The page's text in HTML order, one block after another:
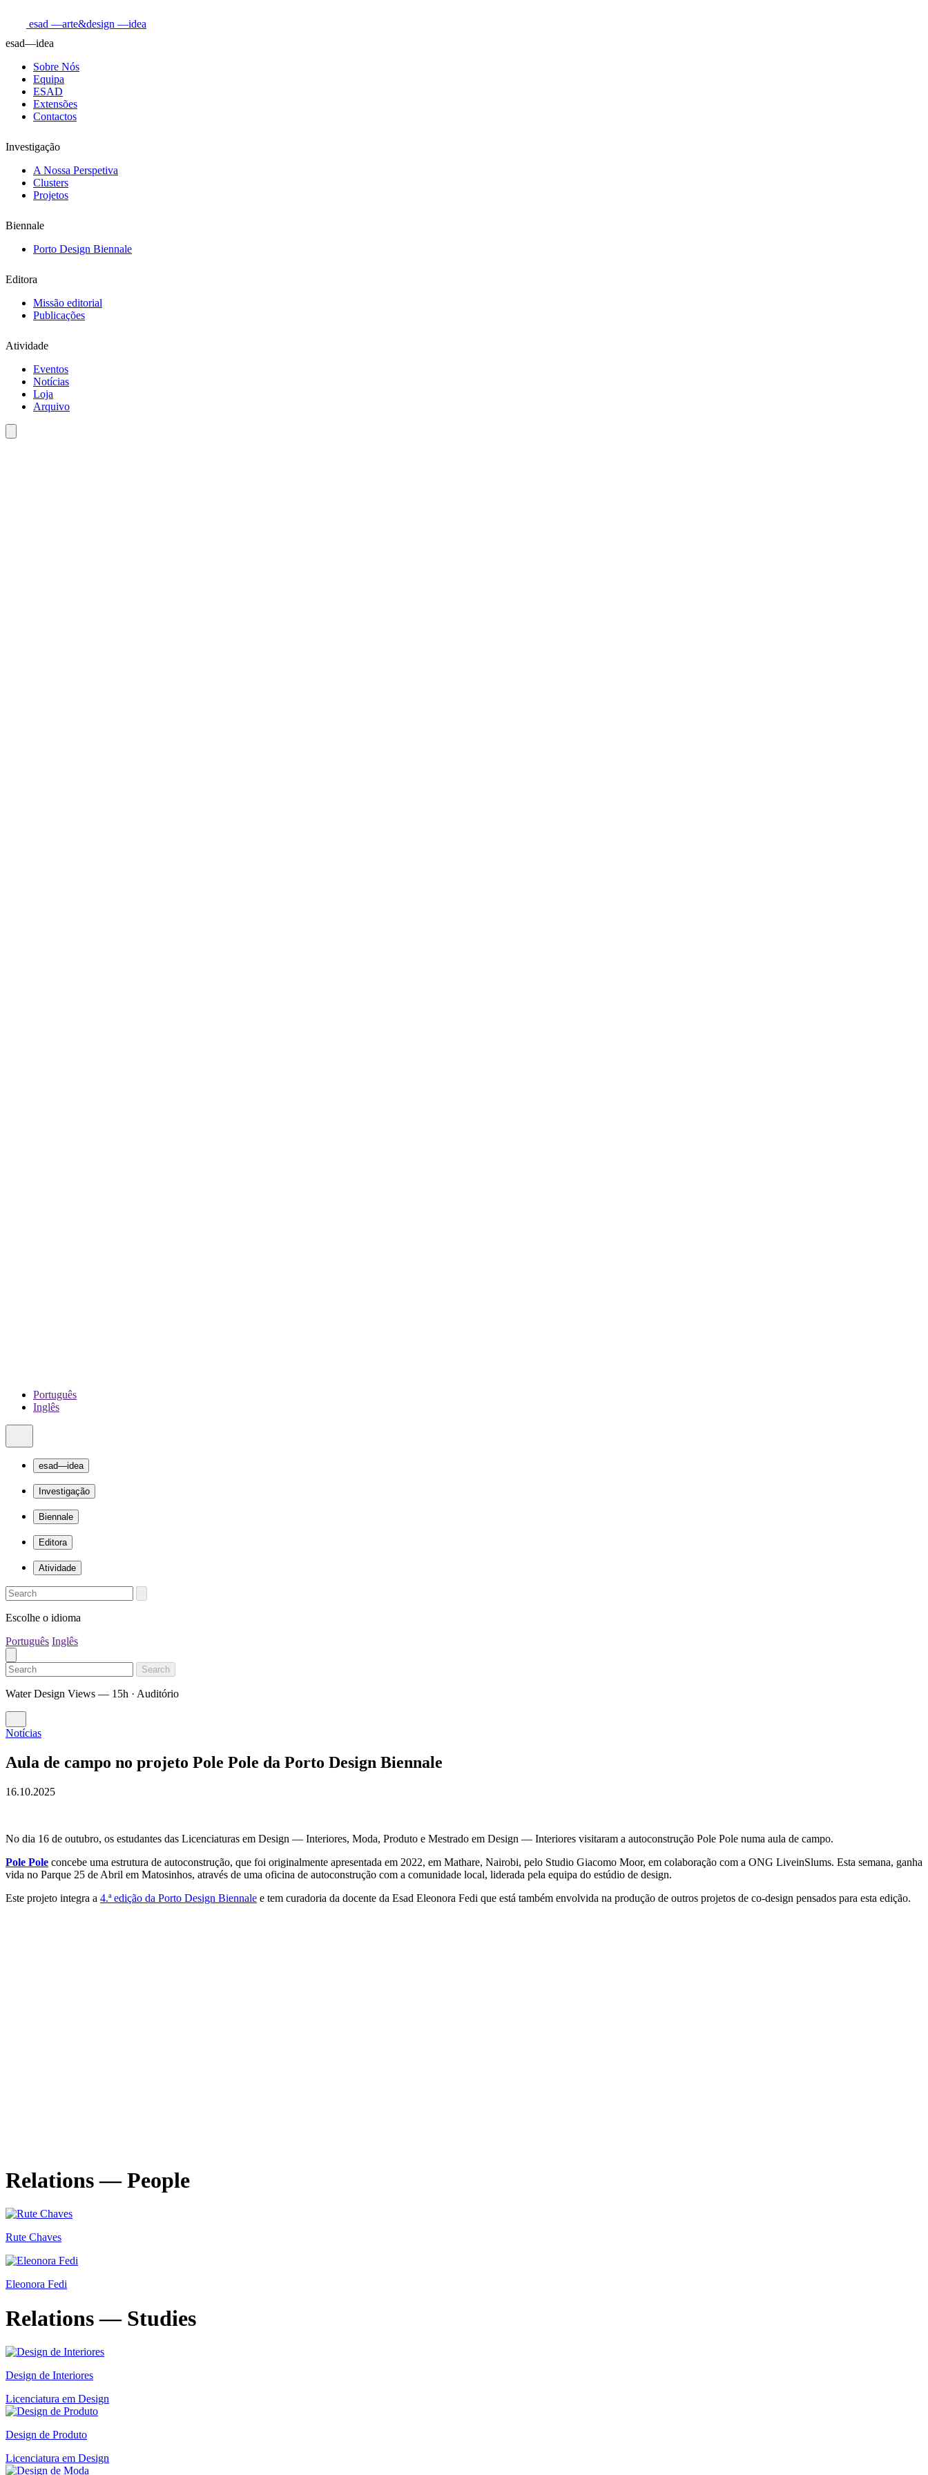
esad —arte&design —idea
esad—idea
Sobre Nós
Equipa
ESAD
Extensões
Contactos
Investigação
A Nossa Perspetiva
Clusters
Projetos
Biennale
Porto Design Biennale
Editora
Missão editorial
Publicações
Atividade
Eventos
Notícias
Loja
Arquivo
Português
Inglês
esad—idea
Investigação
Biennale
Editora
Atividade
Escolhe o idioma
Português Inglês
Search
Water Design Views — 15h · Auditório
Notícias
Aula de campo no projeto Pole Pole da Porto Design Biennale
16.10.2025
No dia 16 de outubro, os estudantes das Licenciaturas em Design — Interiores, Moda, Produto e Mestrado em Design — Interiores visitaram a autoconstrução Pole Pole numa aula de campo.
Pole Pole concebe uma estrutura de autoconstrução, que foi originalmente apresentada em 2022, em Mathare, Nairobi, pelo Studio Giacomo Moor, em colaboração com a ONG LiveinSlums. Esta semana, ganha
vida no Parque 25 de Abril em Matosinhos, através de uma oficina de autoconstrução com a comunidade local, liderada pela equipa do estúdio de design.
Este projeto integra a 4.ª edição da Porto Design Biennale e tem curadoria da docente da Esad Eleonora Fedi que está também envolvida na produção de outros projetos de co-design pensados para esta edição.
Relations — People
Rute Chaves
Eleonora Fedi
Relations — Studies
Design de Interiores
Licenciatura em Design
Design de Produto
Licenciatura em Design